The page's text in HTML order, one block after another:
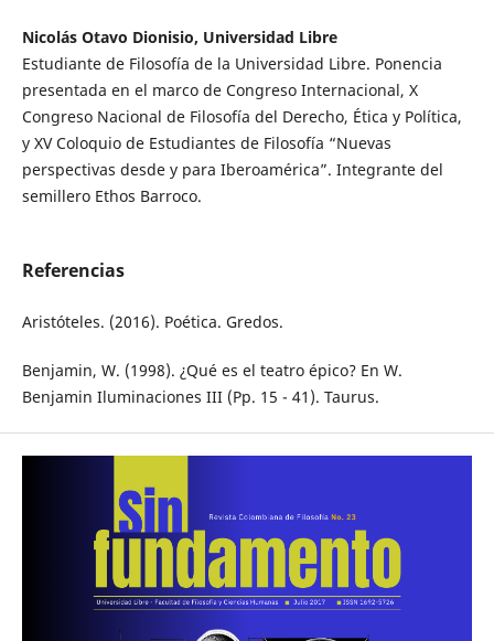
Nicolás Otavo Dionisio, Universidad Libre
Estudiante de Filosofía de la Universidad Libre. Ponencia
presentada en el marco de Congreso Internacional, X
Congreso Nacional de Filosofía del Derecho, Ética y Política,
y XV Coloquio de Estudiantes de Filosofía “Nuevas
perspectivas desde y para Iberoamérica”. Integrante del
semillero Ethos Barroco.
Referencias
Aristóteles. (2016). Poética. Gredos.
Benjamin, W. (1998). ¿Qué es el teatro épico? En W.
Benjamin Iluminaciones III (Pp. 15 - 41). Taurus.